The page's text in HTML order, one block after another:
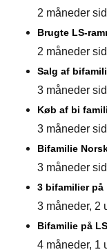
2 måneder
Brugte LS-
2 måneder
Salg af
3 måneder
Køb af bi
3 måneder
Bifamilie
3 måneder
3 bifamilier
3 måneder, 2
Bifamilie på
4 måneder, 1